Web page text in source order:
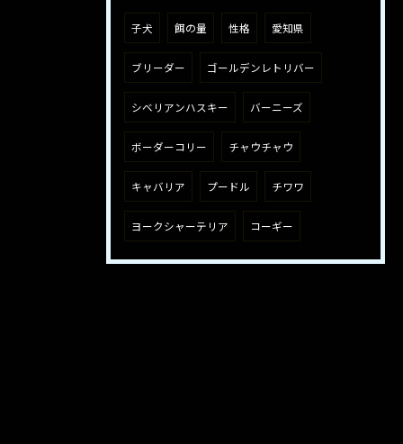
子犬 餌の量 性格 愛知県
ブリーダー ゴールデンレトリバー
シベリアンハスキー バーニーズ
ボーダーコリー チャウチャウ
キャバリア プードル チワワ
ヨークシャーテリア コーギー